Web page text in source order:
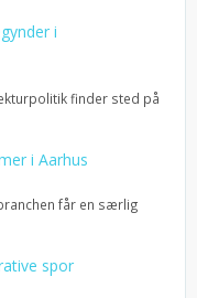
i
finder sted på
i Aarhus
får en særlig
spor